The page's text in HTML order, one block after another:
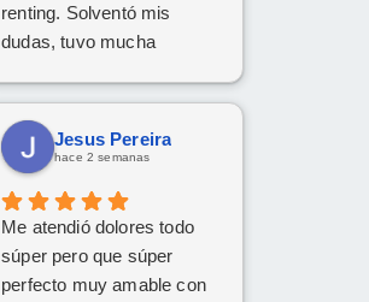
renting. Solventó mis
dudas, tuvo mucha
encantado. Gracias Carlos!
Jesus Pereira
hace 2 semanas
Me atendió dolores todo
súper pero que súper
perfecto muy amable con